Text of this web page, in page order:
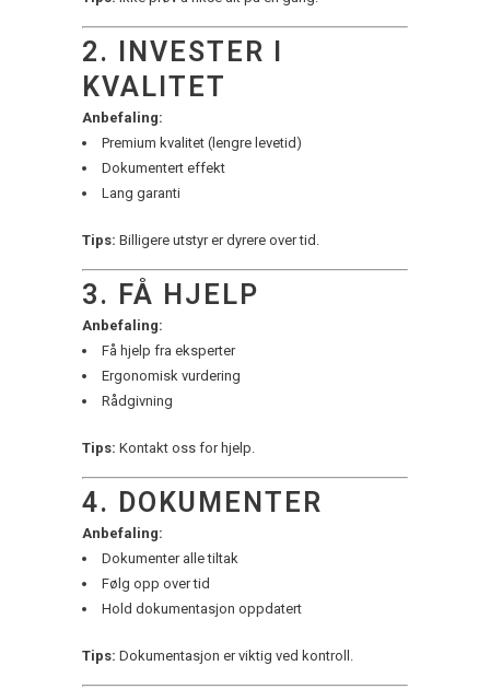
2. INVESTER I
KVALITET
Anbefaling:
Premium kvalitet (lengre levetid)
Dokumentert effekt
Lang garanti
Tips: Billigere utstyr er dyrere over tid.
3. FÅ HJELP
Anbefaling:
Få hjelp fra eksperter
Ergonomisk vurdering
Rådgivning
Tips: Kontakt oss for hjelp.
4. DOKUMENTER
Anbefaling:
Dokumenter alle tiltak
Følg opp over tid
Hold dokumentasjon oppdatert
Tips: Dokumentasjon er viktig ved kontroll.